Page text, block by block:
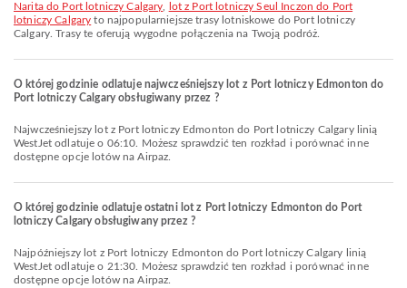
Narita do Port lotniczy Calgary
lot z Port lotniczy Seul Inczon do Port
lotniczy Calgary to najpopularniejsze trasy lotniskowe do Port lotniczy
Calgary. Trasy te oferują wygodne połączenia na Twoją podróż.
O której godzinie odlatuje najwcześniejszy lot z Port lotniczy Edmonton do
Port lotniczy Calgary obsługiwany przez ?
Najwcześniejszy lot z Port lotniczy Edmonton do Port lotniczy Calgary linią
WestJet odlatuje o 06:10. Możesz sprawdzić ten rozkład i porównać inne
dostępne opcje lotów na Airpaz.
O której godzinie odlatuje ostatni lot z Port lotniczy Edmonton do Port
lotniczy Calgary obsługiwany przez ?
Najpóźniejszy lot z Port lotniczy Edmonton do Port lotniczy Calgary linią
WestJet odlatuje o 21:30. Możesz sprawdzić ten rozkład i porównać inne
dostępne opcje lotów na Airpaz.